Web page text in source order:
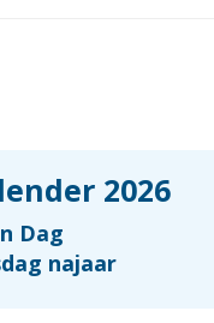
2026
Dag
najaar